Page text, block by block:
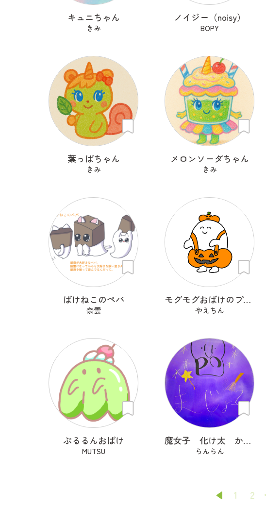
キュニちゃん
きみ
ノイジー（noisy）
BOPY
葉っぱちゃん
きみ
メロンソーダちゃん
きみ
ばけねこのペパ
奈雲
モグモグおばけのプラン・プー
やえちん
ぷるるんおばけ
MUTSU
魔女子 化け太 かぼっち
らんらん
1 2